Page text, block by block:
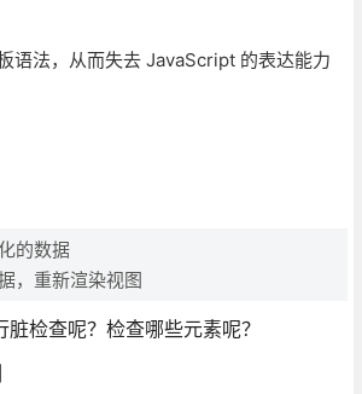
语法，从而失去 JavaScript 的表达能力
的数据
，重新渲染视图
检查呢？检查哪些元素呢？